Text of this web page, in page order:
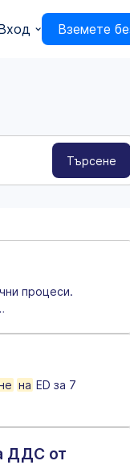
Вземете
процеси.
на ED за 7
ДДС от